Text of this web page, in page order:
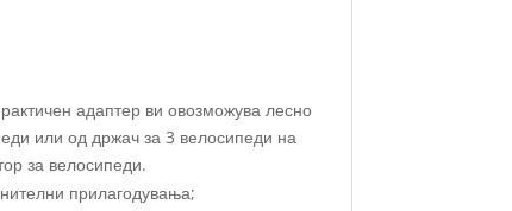
адаптер ви овозможува лесно
или од држач за 3 велосипеди на
за велосипеди.
прилагодувања;